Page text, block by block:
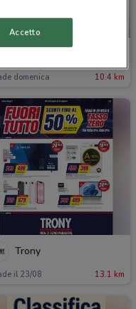
domenica 10.4 km
Trony
il 23/08 13.1 km
Accetto